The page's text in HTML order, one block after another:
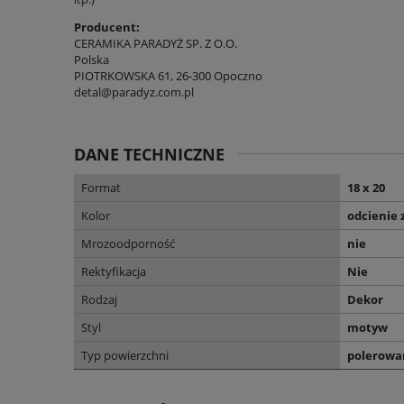
Producent:
CERAMIKA PARADYŻ SP. Z O.O.
Polska
PIOTRKOWSKA 61, 26-300 Opoczno
detal@paradyz.com.pl
DANE TECHNICZNE
Format
18 x 20
Kolor
odcienie
Mrozoodporność
nie
Rektyfikacja
Nie
Rodzaj
Dekor
Styl
motyw
Typ powierzchni